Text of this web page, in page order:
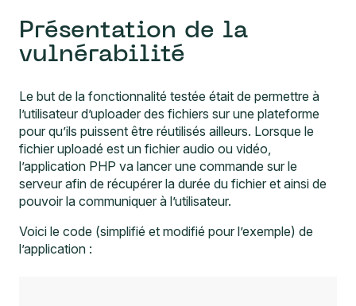
Présentation de la
vulnérabilité
Le but de la fonctionnalité testée était de permettre à
l’utilisateur d’uploader des fichiers sur une plateforme
pour qu’ils puissent être réutilisés ailleurs. Lorsque le
fichier uploadé est un fichier audio ou vidéo,
l’application PHP va lancer une commande sur le
serveur afin de récupérer la durée du fichier et ainsi de
pouvoir la communiquer à l’utilisateur.
Voici le code (simplifié et modifié pour l’exemple) de
l’application :